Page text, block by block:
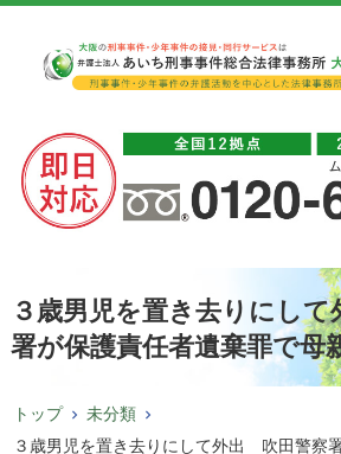
３歳男児を置き去りにし
署が保護責任者遺棄罪で母
トップ
未分類
３歳男児を置き去りにして外出 吹田警察